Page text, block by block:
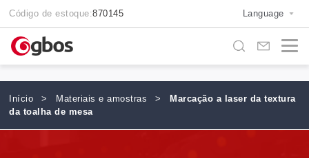
Código de estoque:870145 Language
Início > Materiais e amostras >
Marcação a laser da textura
da toalha de mesa